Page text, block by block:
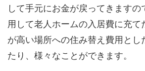
して手元にお金が戻ってきますの
用して老人ホームの入居費に充て
が高い場所への住み替え費用とし
たり、様々なことができます。